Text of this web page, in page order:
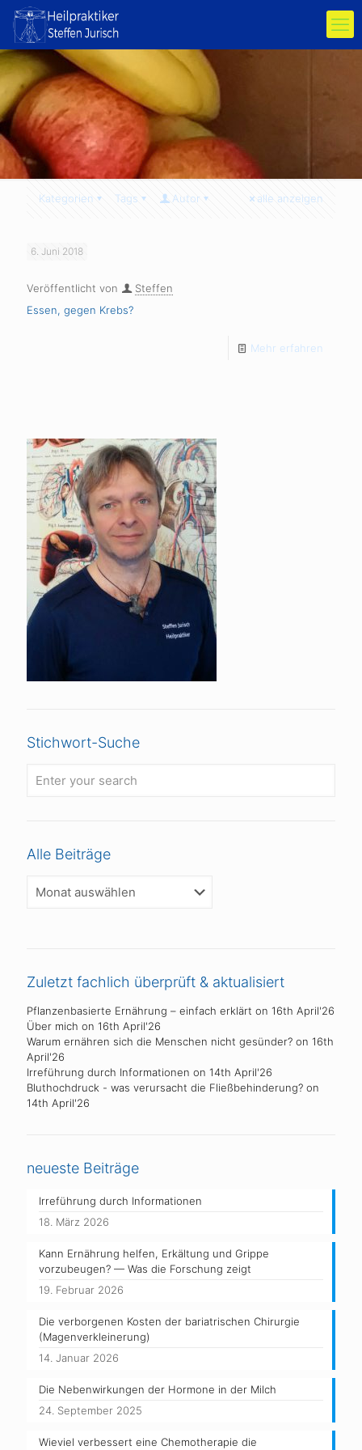
Kategorien Tags Autor alle anzeigen
6. Juni 2018
Veröffentlicht von
Steffen
Essen, gegen Krebs?
Mehr erfahren
Stichwort-Suche
Alle Beiträge
Beiträge
Zuletzt fachlich überprüft & aktualisiert
Pflanzenbasierte Ernährung – einfach erklärt on 16th April'26
Über mich on 16th April'26
Warum ernähren sich die Menschen nicht gesünder? on 16th
April'26
Irreführung durch Informationen on 14th April'26
Bluthochdruck - was verursacht die Fließbehinderung? on
14th April'26
neueste Beiträge
Irreführung durch Informationen
18. März 2026
Kann Ernährung helfen, Erkältung und Grippe
vorzubeugen? — Was die Forschung zeigt
19. Februar 2026
Die verborgenen Kosten der bariatrischen Chirurgie
(Magenverkleinerung)
14. Januar 2026
Die Nebenwirkungen der Hormone in der Milch
24. September 2025
Wieviel verbessert eine Chemotherapie die